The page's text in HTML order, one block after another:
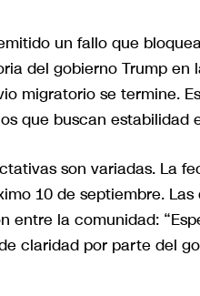
un fallo que
del gobierno Trump
migratorio se termine.
que buscan estabilidad
son variadas. La
10 de septiembre.
entre la comunidad:
claridad por parte del